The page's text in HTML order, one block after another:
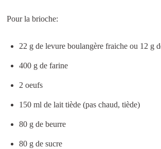
Pour la brioche:
22 g de levure boulangère fraiche ou 12 g
400 g de farine
2 oeufs
150 ml de lait tiède (pas chaud, tiède)
80 g de beurre
80 g de sucre